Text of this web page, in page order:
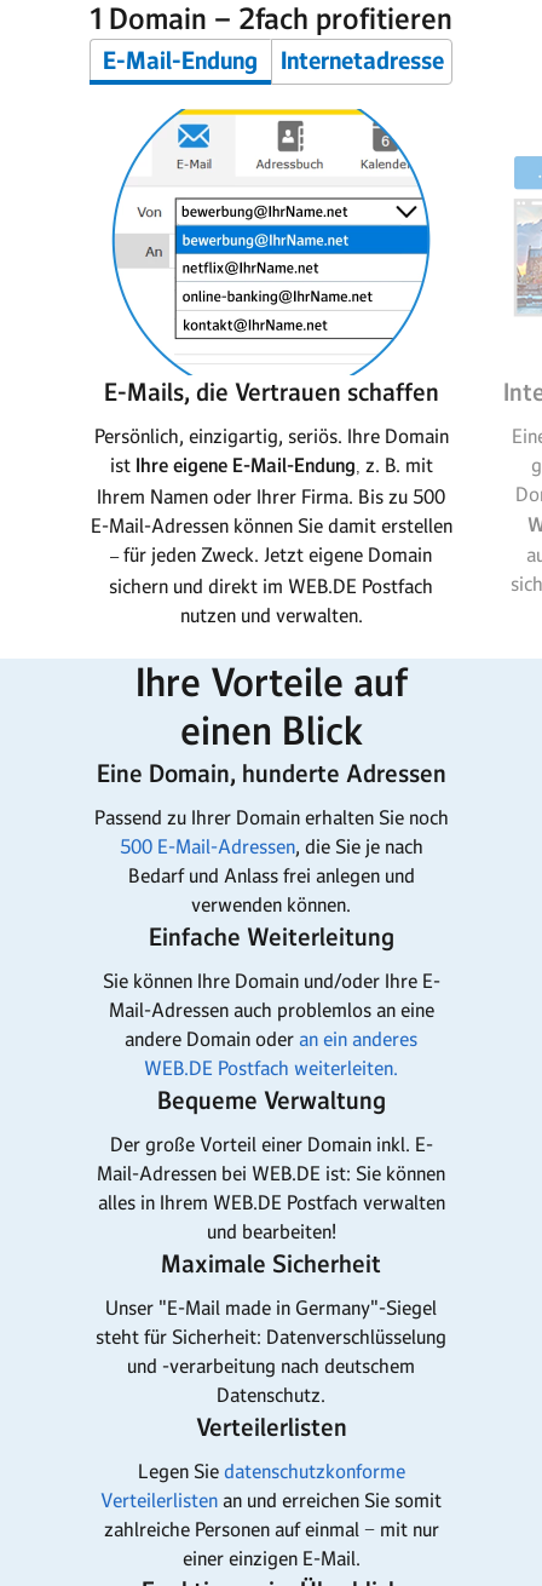
1 Domain – 2fach profitieren
E-Mail-Endung Internetadresse
E-Mails, die Vertrauen schaffen
Persönlich, einzigartig, seriös. Ihre Domain
ist Ihre eigene E-Mail-Endung, z. B. mit
Ihrem Namen oder Ihrer Firma. Bis zu 500
E-Mail-Adressen können Sie damit erstellen
– für jeden Zweck. Jetzt eigene Domain
sichern und direkt im WEB.DE Postfach
nutzen und verwalten.
Ihre Vorteile auf
einen Blick
Eine Domain, hunderte Adressen
Passend zu Ihrer Domain erhalten Sie noch
500 E-Mail-Adressen, die Sie je nach
Bedarf und Anlass frei anlegen und
verwenden können.
Einfache Weiterleitung
Sie können Ihre Domain und/oder Ihre E-
Mail-Adressen auch problemlos an eine
andere Domain oder an ein anderes
WEB.DE Postfach weiterleiten.
Bequeme Verwaltung
Der große Vorteil einer Domain inkl. E-
Mail-Adressen bei WEB.DE ist: Sie können
alles in Ihrem WEB.DE Postfach verwalten
und bearbeiten!
Maximale Sicherheit
Unser "E-Mail made in Germany"-Siegel
steht für Sicherheit: Datenverschlüsselung
und -verarbeitung nach deutschem
Datenschutz.
Verteilerlisten
Legen Sie datenschutzkonforme
Verteilerlisten an und erreichen Sie somit
zahlreiche Personen auf einmal − mit nur
einer einzigen E-Mail.